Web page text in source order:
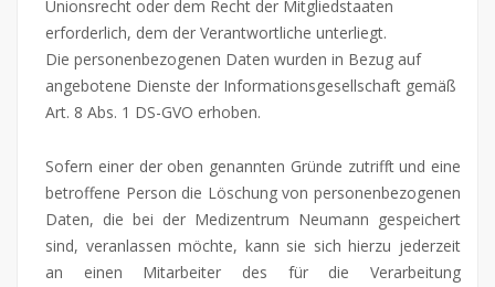
Unionsrecht oder dem Recht der Mitgliedstaaten
erforderlich, dem der Verantwortliche unterliegt.
Die personenbezogenen Daten wurden in Bezug auf
angebotene Dienste der Informationsgesellschaft gemäß
Art. 8 Abs. 1 DS-GVO erhoben.
Sofern einer der oben genannten Gründe zutrifft und eine
betroffene Person die Löschung von personenbezogenen
Daten, die bei der Medizentrum Neumann gespeichert
sind, veranlassen möchte, kann sie sich hierzu jederzeit
an einen Mitarbeiter des für die Verarbeitung